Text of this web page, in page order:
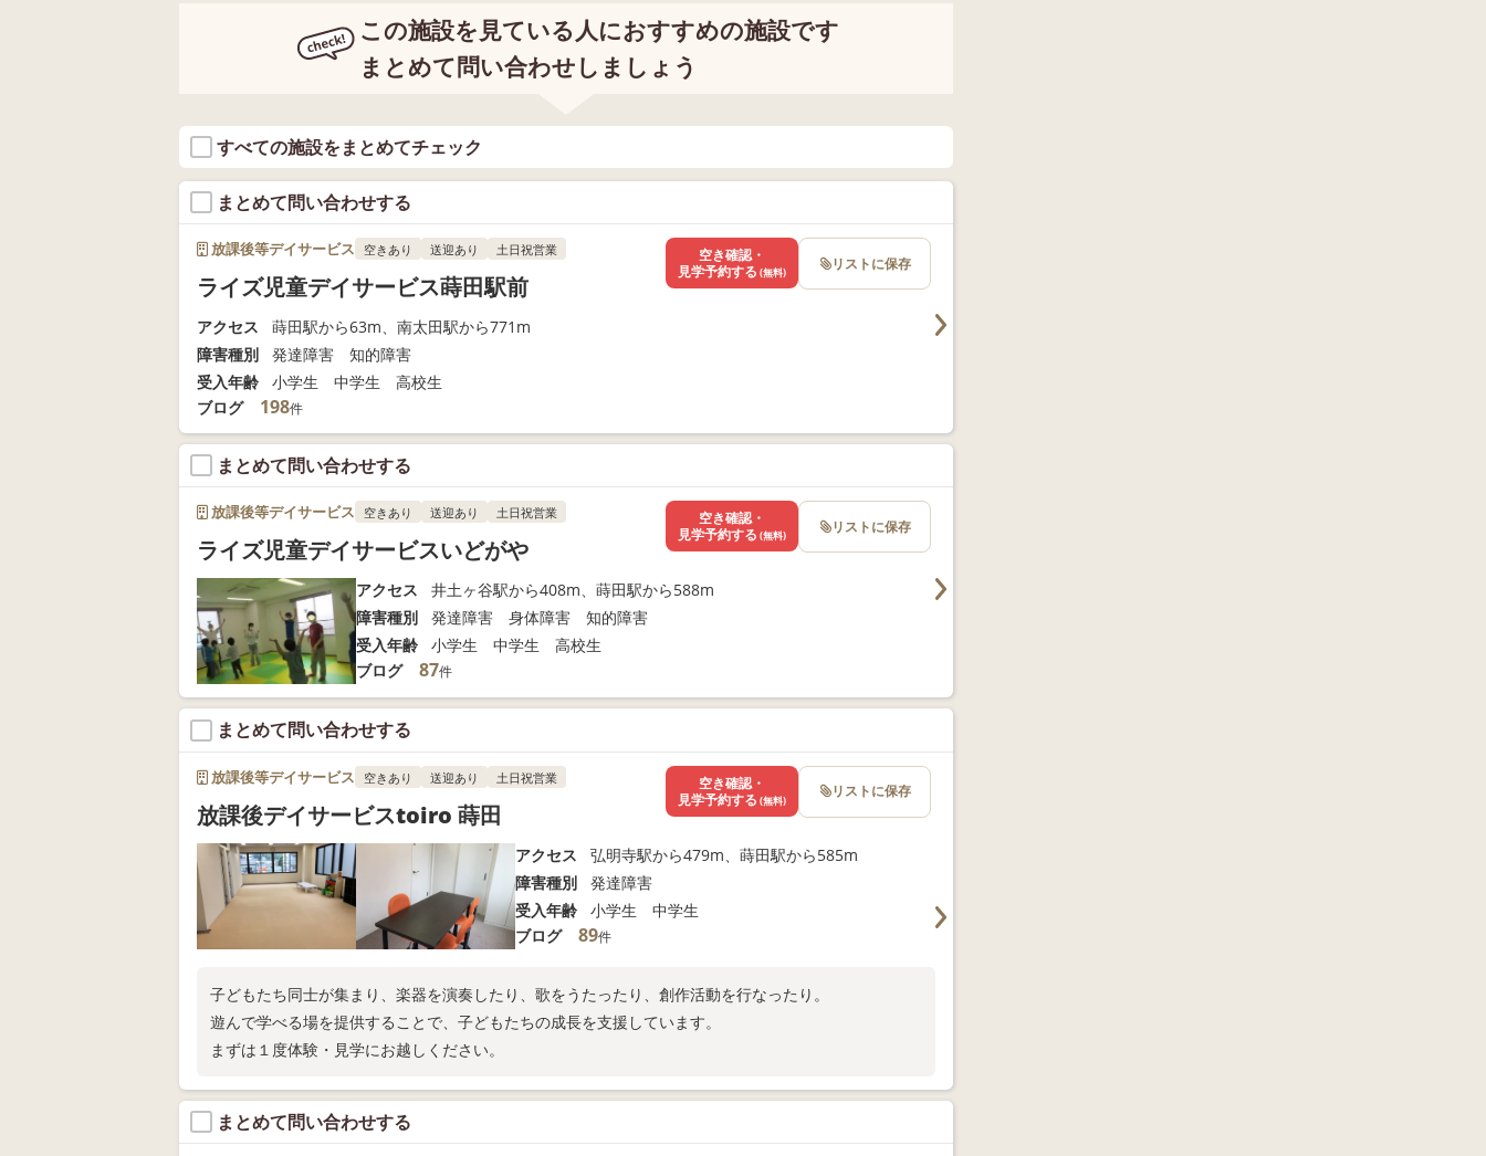
この施設を見ている人におすすめの施設です
まとめて問い合わせしましょう
すべての施設をまとめてチェック
まとめて問い合わせする
放課後等デイサービス 空きあり 送迎あり 土日祝営業
ライズ児童デイサービス蒔田駅前
アクセス
蒔田駅から63m、南太田駅から771m
障害種別
発達障害 知的障害
受入年齢
小学生 中学生 高校生
ブログ
198件
空き確認・
見学予約する (無料) リストに保存
まとめて問い合わせする
放課後等デイサービス 空きあり 送迎あり 土日祝営業
ライズ児童デイサービスいどがや
アクセス
井土ヶ谷駅から408m、蒔田駅から588m
障害種別
発達障害 身体障害 知的障害
受入年齢
小学生 中学生 高校生
ブログ
87件
空き確認・
見学予約する (無料) リストに保存
まとめて問い合わせする
放課後等デイサービス 空きあり 送迎あり 土日祝営業
放課後デイサービスtoiro 蒔田
アクセス
弘明寺駅から479m、蒔田駅から585m
障害種別
発達障害
受入年齢
小学生 中学生
ブログ
89件
子どもたち同士が集まり、楽器を演奏したり、歌をうたったり、創作活動を行なったり。
遊んで学べる場を提供することで、子どもたちの成長を支援しています。
まずは１度体験・見学にお越しください。
空き確認・
見学予約する (無料) リストに保存
まとめて問い合わせする